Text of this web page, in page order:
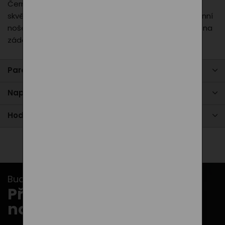
Černé dámské triko PXI Line nabízí pohodlný střih a
skvěle padnoucí materiál. Ideální volba pro každodenní
nošení i aktivní chvíle. Decentní design doplňuje linie na
zádech a malé logo PXI.
Parametry produktu
Napište nám
Hodnocení
Buďte v obraze s našimi newslettery...
Přihlašte se k odběru
novinek